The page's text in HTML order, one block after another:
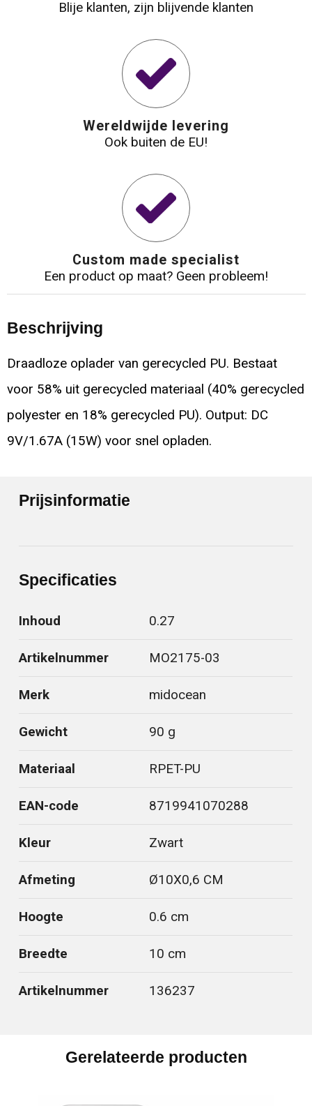
Blije klanten, zijn blijvende klanten
Wereldwijde levering
Ook buiten de EU!
Custom made specialist
Een product op maat? Geen probleem!
Beschrijving
Draadloze oplader van gerecycled PU. Bestaat
voor 58% uit gerecycled materiaal (40% gerecycled
polyester en 18% gerecycled PU). Output: DC
9V/1.67A (15W) voor snel opladen.
Prijsinformatie
Specificaties
Inhoud 0.27
Artikelnummer MO2175-03
Merk midocean
Gewicht 90 g
Materiaal RPET-PU
EAN-code 8719941070288
Kleur Zwart
Afmeting Ø10X0,6 CM
Hoogte 0.6 cm
Breedte 10 cm
Artikelnummer 136237
Gerelateerde producten